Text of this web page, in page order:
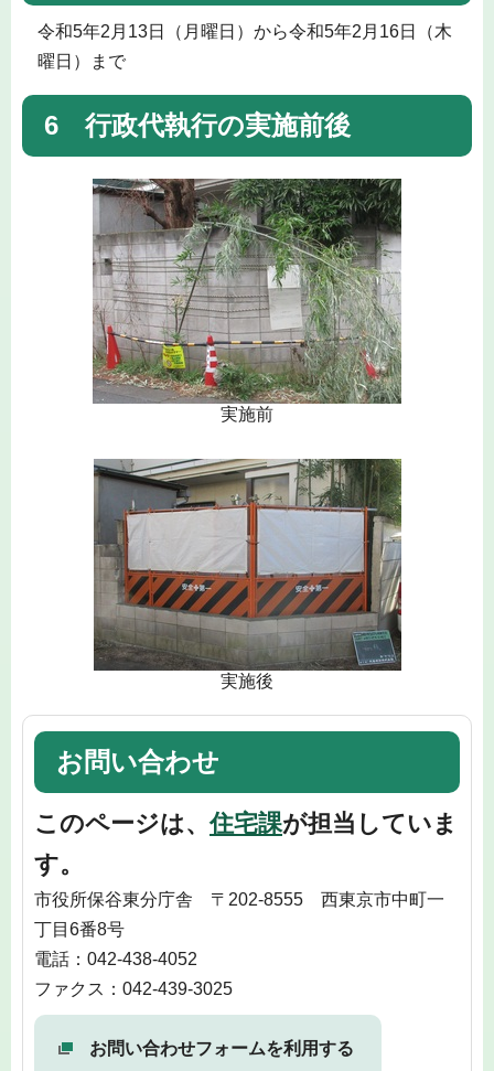
令和5年2月13日（月曜日）から令和5年2月16日（木
曜日）まで
6 行政代執行の実施前後
実施前
実施後
お問い合わせ
このページは、住宅課が担当していま
す。
市役所保谷東分庁舎 〒202-8555 西東京市中町一
丁目6番8号
電話：042-438-4052
ファクス：042-439-3025
お問い合わせフォームを利用する